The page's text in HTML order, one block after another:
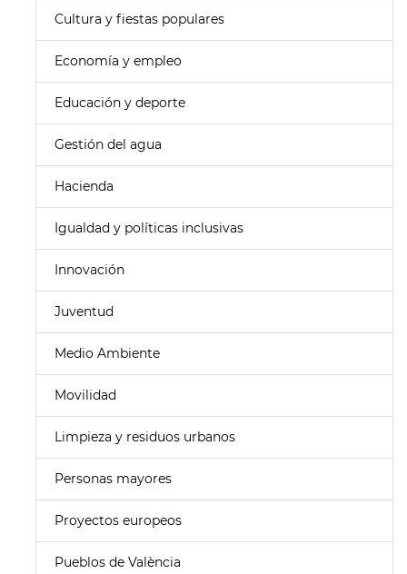
Cultura y fiestas populares
Economía y empleo
Educación y deporte
Gestión del agua
Hacienda
Igualdad y políticas inclusivas
Innovación
Juventud
Medio Ambiente
Movilidad
Limpieza y residuos urbanos
Personas mayores
Proyectos europeos
Pueblos de València